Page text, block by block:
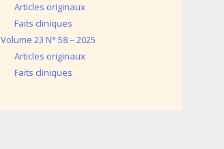
Articles originaux
Faits cliniques
Volume 23 N° 58 – 2025
Articles originaux
Faits cliniques